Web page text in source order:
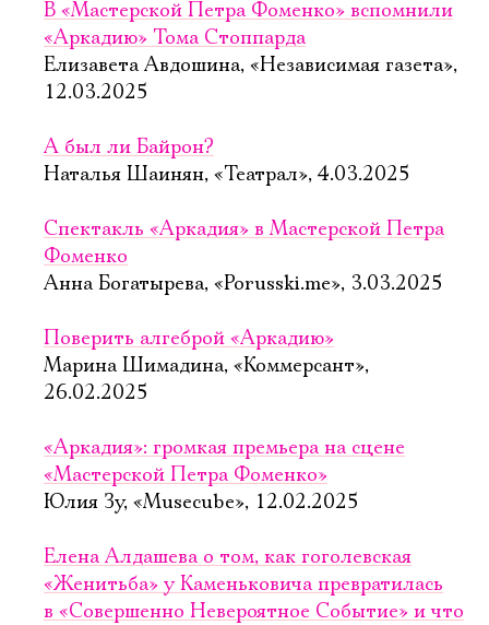
В «Мастерской Петра Фоменко» вспомнили
«Аркадию» Тома Стоппарда
Елизавета Авдошина, «Независимая газета»,
12.03.2025
А был ли Байрон?
Наталья Шаинян, «Театрал», 4.03.2025
Спектакль «Аркадия» в Мастерской Петра
Фоменко
Анна Богатырева, «Porusski.me», 3.03.2025
Поверить алгеброй «Аркадию»
Марина Шимадина, «Коммерсант»,
26.02.2025
«Аркадия»: громкая премьера на сцене
«Мастерской Петра Фоменко»
Юлия Зу, «Musecube», 12.02.2025
Елена Алдашева о том, как гоголевская
«Женитьба» у Каменьковича превратилась
в «Совершенно Невероятное Событие» и что